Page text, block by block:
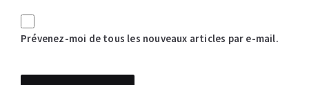
Prévenez-moi de tous les nouveaux articles par e-mail.